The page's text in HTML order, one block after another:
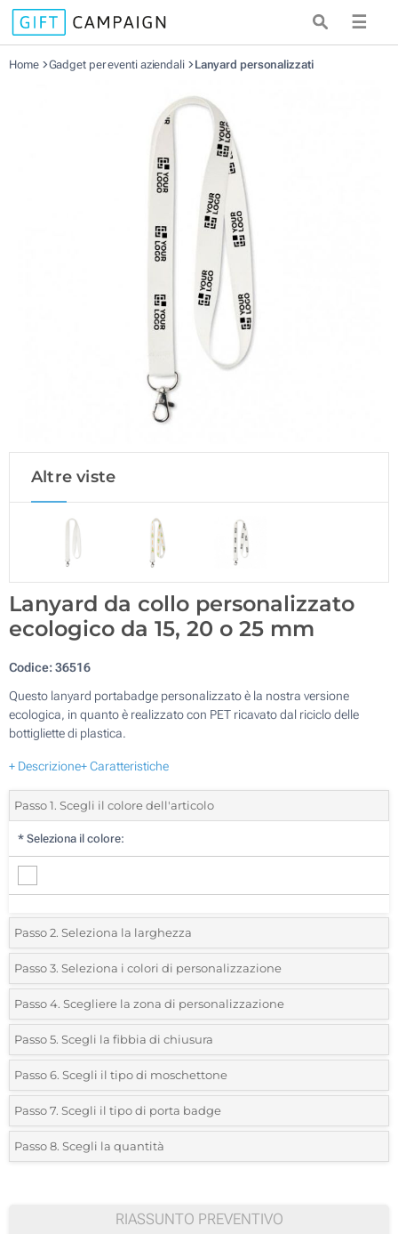
☰
Home Gadget per eventi aziendali Lanyard personalizzati
Altre viste
Lanyard da collo personalizzato
ecologico da 15, 20 o 25 mm
Codice:36516
Questo lanyard portabadge personalizzato è la nostra versione
ecologica, in quanto è realizzato con PET ricavato dal riciclo delle
bottigliette di plastica.
+ Descrizione+ Caratteristiche
Passo 1. Scegli il colore dell'articolo
* Seleziona il colore:
Passo 2. Seleziona la larghezza
*Seleziona la larghezza del collare:
15mm
Passo 3. Seleziona i colori di personalizzazione
*Seleziona la posizione di stampa e il colore del vostro logo:
Stampa a 1 Colore
Stampa a 2 Colori
Stampa a 3 Colori
Stampa a 4 Colori
Passo 4. Scegliere la zona di personalizzazione
*Dove vuoi stampare il tuo logo?:
1 lato
Passo 5. Scegli la fibbia di chiusura
*Facci sapere se vuoi includere una fibbia:
Senza fibbia
Passo 6. Scegli il tipo di moschettone
Moschettone di metallo standard
Passo 7. Scegli il tipo di porta badge
Senza porta badge
Passo 8. Scegli la quantità
RIASSUNTO PREVENTIVO